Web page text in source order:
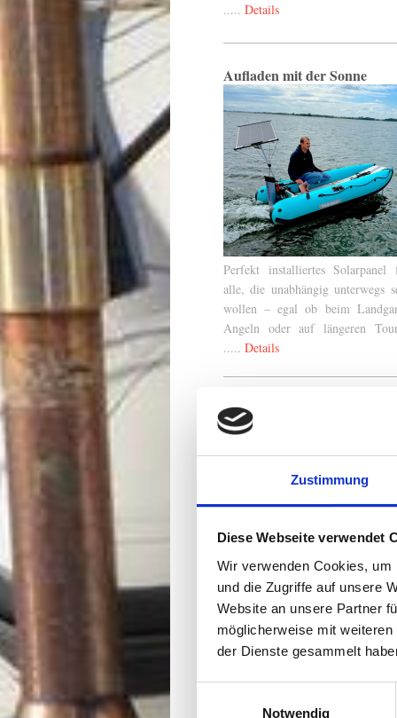
Zustimmung
Diese Webseite verwendet
Wir verwenden Cookies,
und die Zugriffe auf unsere
Website an unsere Partner
möglicherweise mit
der Dienste gesammelt
Notwendig
..... Details
Aufladen mit der Sonne
Perfekt installiertes Solarpanel
alle, die unabhängig unterwegs
wollen – egal ob beim
Angeln oder auf längeren
..... Details
Takayak-395
Das neue Katamaran-Kajak
395
besticht durch seine
Kippsicherheit, das
Katamaran-Design
unmittelbarem Wasserablauf
einfaches Ein- und Aussteigen
alle MitfahrerInnen. Der
Hochdruckboden garantiert